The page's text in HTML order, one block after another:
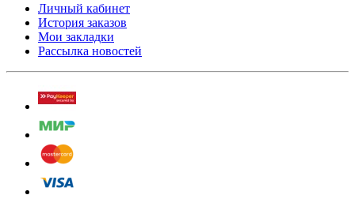
Личный кабинет
История заказов
Мои закладки
Рассылка новостей